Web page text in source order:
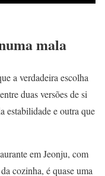
mala
a verdadeira escolha
duas versões de si
estabilidade e outra que
em Jeonju, com
cozinha, é quase uma